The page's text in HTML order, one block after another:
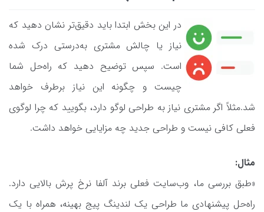
در این بخش ابتدا باید دقیق‌تر نشان دهید که
نیاز یا چالش مشتری به‌درستی درک شده
است. سپس توضیح دهید که راه‌حل شما
چیست و چگونه این نیاز برطرف خواهد
شد.مثلاً اگر مشتری نیاز به طراحی لوگو دارد، بگویید که چرا لوگوی
فعلی کافی نیست و طراحی جدید چه مزایایی خواهد داشت.
مثال:
«طبق بررسی ما، وب‌سایت فعلی برند آلفا نرخ پرش بالایی دارد.
راه‌حل پیشنهادی ما طراحی یک لندینگ ‌پیج بهینه، همراه با یک